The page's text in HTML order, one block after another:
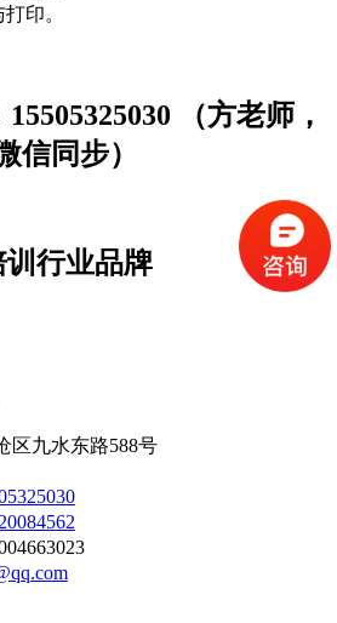
印。
（方老师，
信同步）
行业品牌
区九水东路588号